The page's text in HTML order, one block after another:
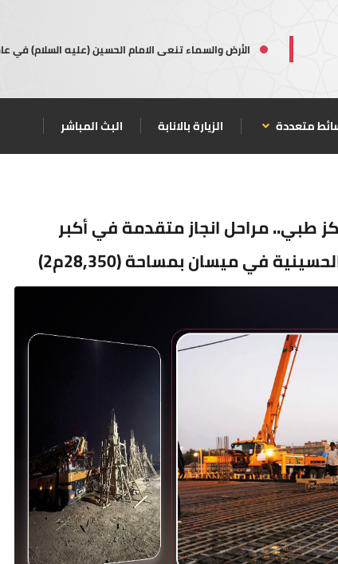
الأرض والسماء تنعى الامام الحسين (عليه السلام) في
متعددة الزيارة بالانابة البث المباشر
طبي.. مراحل انجاز متقدمة في أكبر
في ميسان بمساحة (28,350م2)